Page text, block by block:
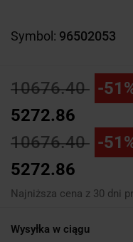
Symbol: 96502053
10676.40
-
5272.86
10676.40
-
5272.86
Najniższa cena z 30 dni
Wysyłka w ciągu